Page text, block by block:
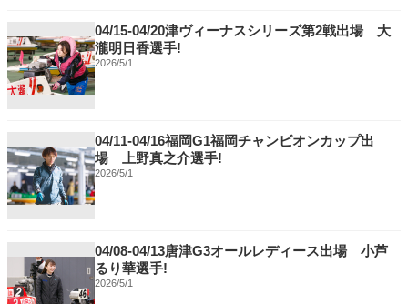
04/15-04/20津ヴィーナスシリーズ第2戦出場 大
瀧明日香選手!
2026/5/1
04/11-04/16福岡G1福岡チャンピオンカップ出
場 上野真之介選手!
2026/5/1
04/08-04/13唐津G3オールレディース出場 小芦
るり華選手!
2026/5/1